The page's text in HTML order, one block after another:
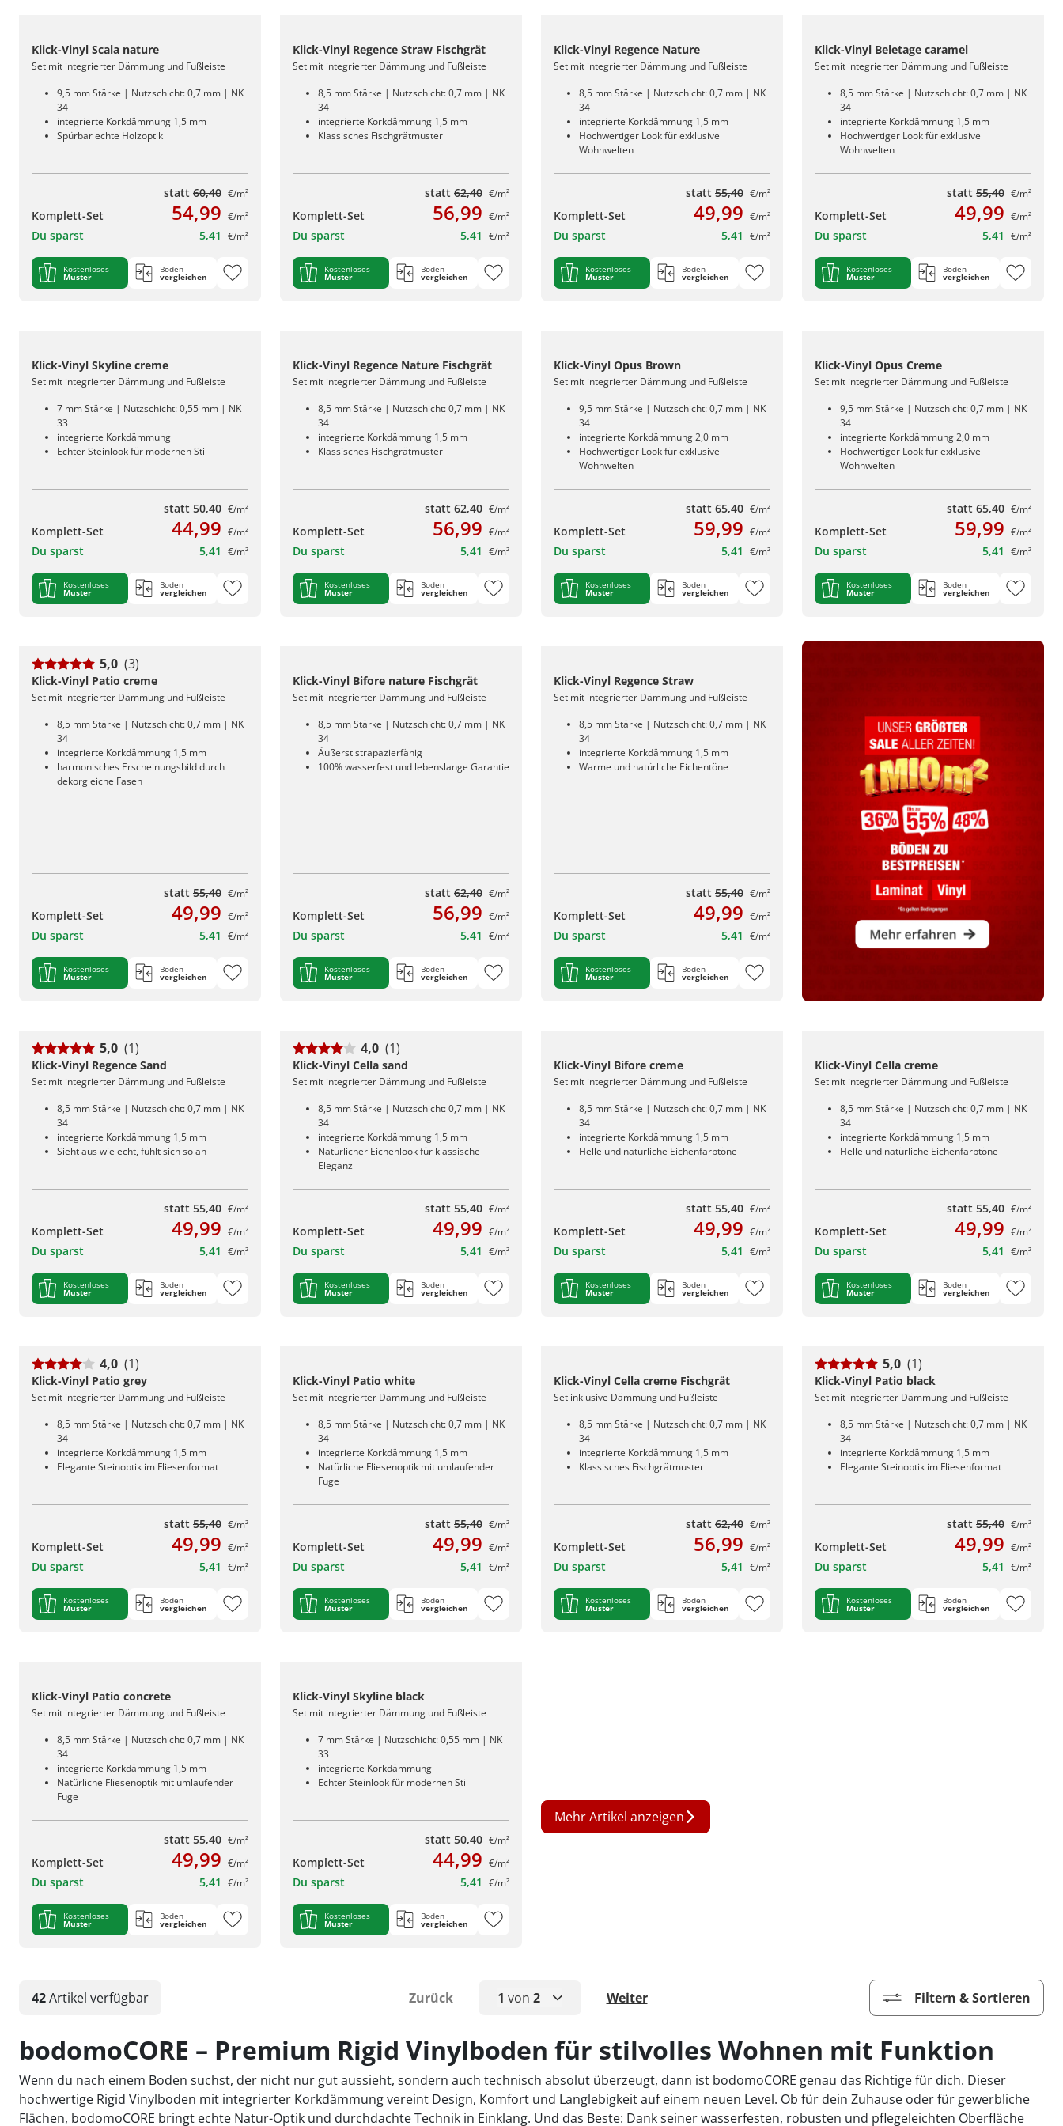
Klick-Vinyl Scala nature
Set mit integrierter Dämmung und Fußleiste
9,5 mm Stärke | Nutzschicht: 0,7 mm | NK
34
integrierte Korkdämmung 1,5 mm
Spürbar echte Holzoptik
statt 60,40 €/m²
Komplett-Set 54,99 €/m²
Du sparst 5,41 €/m²
Kostenloses
Muster
Boden
vergleichen
Klick-Vinyl Regence Straw Fischgrät
Set mit integrierter Dämmung und Fußleiste
8,5 mm Stärke | Nutzschicht: 0,7 mm | NK
34
integrierte Korkdämmung 1,5 mm
Klassisches Fischgrätmuster
statt 62,40 €/m²
Komplett-Set 56,99 €/m²
Du sparst 5,41 €/m²
Kostenloses
Muster
Boden
vergleichen
Klick-Vinyl Regence Nature
Set mit integrierter Dämmung und Fußleiste
8,5 mm Stärke | Nutzschicht: 0,7 mm | NK
34
integrierte Korkdämmung 1,5 mm
Hochwertiger Look für exklusive
Wohnwelten
statt 55,40 €/m²
Komplett-Set 49,99 €/m²
Du sparst 5,41 €/m²
Kostenloses
Muster
Boden
vergleichen
Klick-Vinyl Beletage caramel
Set mit integrierter Dämmung und Fußleiste
8,5 mm Stärke | Nutzschicht: 0,7 mm | NK
34
integrierte Korkdämmung 1,5 mm
Hochwertiger Look für exklusive
Wohnwelten
statt 55,40 €/m²
Komplett-Set 49,99 €/m²
Du sparst 5,41 €/m²
Kostenloses
Muster
Boden
vergleichen
Klick-Vinyl Skyline creme
Set mit integrierter Dämmung und Fußleiste
7 mm Stärke | Nutzschicht: 0,55 mm | NK
33
integrierte Korkdämmung
Echter Steinlook für modernen Stil
statt 50,40 €/m²
Komplett-Set 44,99 €/m²
Du sparst 5,41 €/m²
Kostenloses
Muster
Boden
vergleichen
Klick-Vinyl Regence Nature Fischgrät
Set mit integrierter Dämmung und Fußleiste
8,5 mm Stärke | Nutzschicht: 0,7 mm | NK
34
integrierte Korkdämmung 1,5 mm
Klassisches Fischgrätmuster
statt 62,40 €/m²
Komplett-Set 56,99 €/m²
Du sparst 5,41 €/m²
Kostenloses
Muster
Boden
vergleichen
Klick-Vinyl Opus Brown
Set mit integrierter Dämmung und Fußleiste
9,5 mm Stärke | Nutzschicht: 0,7 mm | NK
34
integrierte Korkdämmung 2,0 mm
Hochwertiger Look für exklusive
Wohnwelten
statt 65,40 €/m²
Komplett-Set 59,99 €/m²
Du sparst 5,41 €/m²
Kostenloses
Muster
Boden
vergleichen
Klick-Vinyl Opus Creme
Set mit integrierter Dämmung und Fußleiste
9,5 mm Stärke | Nutzschicht: 0,7 mm | NK
34
integrierte Korkdämmung 2,0 mm
Hochwertiger Look für exklusive
Wohnwelten
statt 65,40 €/m²
Komplett-Set 59,99 €/m²
Du sparst 5,41 €/m²
Kostenloses
Muster
Boden
vergleichen
5,0 (3)
Klick-Vinyl Patio creme
Set mit integrierter Dämmung und Fußleiste
8,5 mm Stärke | Nutzschicht: 0,7 mm | NK
34
integrierte Korkdämmung 1,5 mm
harmonisches Erscheinungsbild durch
dekorgleiche Fasen
statt 55,40 €/m²
Komplett-Set 49,99 €/m²
Du sparst 5,41 €/m²
Kostenloses
Muster
Boden
vergleichen
Klick-Vinyl Bifore nature Fischgrät
Set mit integrierter Dämmung und Fußleiste
8,5 mm Stärke | Nutzschicht: 0,7 mm | NK
34
Äußerst strapazierfähig
100% wasserfest und lebenslange Garantie
statt 62,40 €/m²
Komplett-Set 56,99 €/m²
Du sparst 5,41 €/m²
Kostenloses
Muster
Boden
vergleichen
Klick-Vinyl Regence Straw
Set mit integrierter Dämmung und Fußleiste
8,5 mm Stärke | Nutzschicht: 0,7 mm | NK
34
integrierte Korkdämmung 1,5 mm
Warme und natürliche Eichentöne
statt 55,40 €/m²
Komplett-Set 49,99 €/m²
Du sparst 5,41 €/m²
Kostenloses
Muster
Boden
vergleichen
5,0 (1)
Klick-Vinyl Regence Sand
Set mit integrierter Dämmung und Fußleiste
8,5 mm Stärke | Nutzschicht: 0,7 mm | NK
34
integrierte Korkdämmung 1,5 mm
Sieht aus wie echt, fühlt sich so an
statt 55,40 €/m²
Komplett-Set 49,99 €/m²
Du sparst 5,41 €/m²
Kostenloses
Muster
Boden
vergleichen
4,0 (1)
Klick-Vinyl Cella sand
Set mit integrierter Dämmung und Fußleiste
8,5 mm Stärke | Nutzschicht: 0,7 mm | NK
34
integrierte Korkdämmung 1,5 mm
Natürlicher Eichenlook für klassische
Eleganz
statt 55,40 €/m²
Komplett-Set 49,99 €/m²
Du sparst 5,41 €/m²
Kostenloses
Muster
Boden
vergleichen
Klick-Vinyl Bifore creme
Set mit integrierter Dämmung und Fußleiste
8,5 mm Stärke | Nutzschicht: 0,7 mm | NK
34
integrierte Korkdämmung 1,5 mm
Helle und natürliche Eichenfarbtöne
statt 55,40 €/m²
Komplett-Set 49,99 €/m²
Du sparst 5,41 €/m²
Kostenloses
Muster
Boden
vergleichen
Klick-Vinyl Cella creme
Set mit integrierter Dämmung und Fußleiste
8,5 mm Stärke | Nutzschicht: 0,7 mm | NK
34
integrierte Korkdämmung 1,5 mm
Helle und natürliche Eichenfarbtöne
statt 55,40 €/m²
Komplett-Set 49,99 €/m²
Du sparst 5,41 €/m²
Kostenloses
Muster
Boden
vergleichen
4,0 (1)
Klick-Vinyl Patio grey
Set mit integrierter Dämmung und Fußleiste
8,5 mm Stärke | Nutzschicht: 0,7 mm | NK
34
integrierte Korkdämmung 1,5 mm
Elegante Steinoptik im Fliesenformat
statt 55,40 €/m²
Komplett-Set 49,99 €/m²
Du sparst 5,41 €/m²
Kostenloses
Muster
Boden
vergleichen
Klick-Vinyl Patio white
Set mit integrierter Dämmung und Fußleiste
8,5 mm Stärke | Nutzschicht: 0,7 mm | NK
34
integrierte Korkdämmung 1,5 mm
Natürliche Fliesenoptik mit umlaufender
Fuge
statt 55,40 €/m²
Komplett-Set 49,99 €/m²
Du sparst 5,41 €/m²
Kostenloses
Muster
Boden
vergleichen
Klick-Vinyl Cella creme Fischgrät
Set inklusive Dämmung und Fußleiste
8,5 mm Stärke | Nutzschicht: 0,7 mm | NK
34
integrierte Korkdämmung 1,5 mm
Klassisches Fischgrätmuster
statt 62,40 €/m²
Komplett-Set 56,99 €/m²
Du sparst 5,41 €/m²
Kostenloses
Muster
Boden
vergleichen
5,0 (1)
Klick-Vinyl Patio black
Set mit integrierter Dämmung und Fußleiste
8,5 mm Stärke | Nutzschicht: 0,7 mm | NK
34
integrierte Korkdämmung 1,5 mm
Elegante Steinoptik im Fliesenformat
statt 55,40 €/m²
Komplett-Set 49,99 €/m²
Du sparst 5,41 €/m²
Kostenloses
Muster
Boden
vergleichen
Klick-Vinyl Patio concrete
Set mit integrierter Dämmung und Fußleiste
8,5 mm Stärke | Nutzschicht: 0,7 mm | NK
34
integrierte Korkdämmung 1,5 mm
Natürliche Fliesenoptik mit umlaufender
Fuge
statt 55,40 €/m²
Komplett-Set 49,99 €/m²
Du sparst 5,41 €/m²
Kostenloses
Muster
Boden
vergleichen
Klick-Vinyl Skyline black
Set mit integrierter Dämmung und Fußleiste
7 mm Stärke | Nutzschicht: 0,55 mm | NK
33
integrierte Korkdämmung
Echter Steinlook für modernen Stil
statt 50,40 €/m²
Komplett-Set 44,99 €/m²
Du sparst 5,41 €/m²
Kostenloses
Muster
Boden
vergleichen
Mehr Artikel anzeigen
42Artikel verfügbar Zurück 1 von 2 Weiter Filtern & Sortieren
bodomoCORE – Premium Rigid Vinylboden für stilvolles Wohnen mit Funktion
Wenn du nach einem Boden suchst, der nicht nur gut aussieht, sondern auch technisch absolut überzeugt, dann ist bodomoCORE genau das Richtige für dich. Dieser
hochwertige Rigid Vinylboden mit integrierter Korkdämmung vereint Design, Komfort und Langlebigkeit auf einem neuen Level. Ob für dein Zuhause oder für gewerbliche
Flächen, bodomoCORE bringt echte Natur-Optik und durchdachte Technik in Einklang. Und das Beste: Dank seiner wasserfesten, robusten und pflegeleichten Oberfläche